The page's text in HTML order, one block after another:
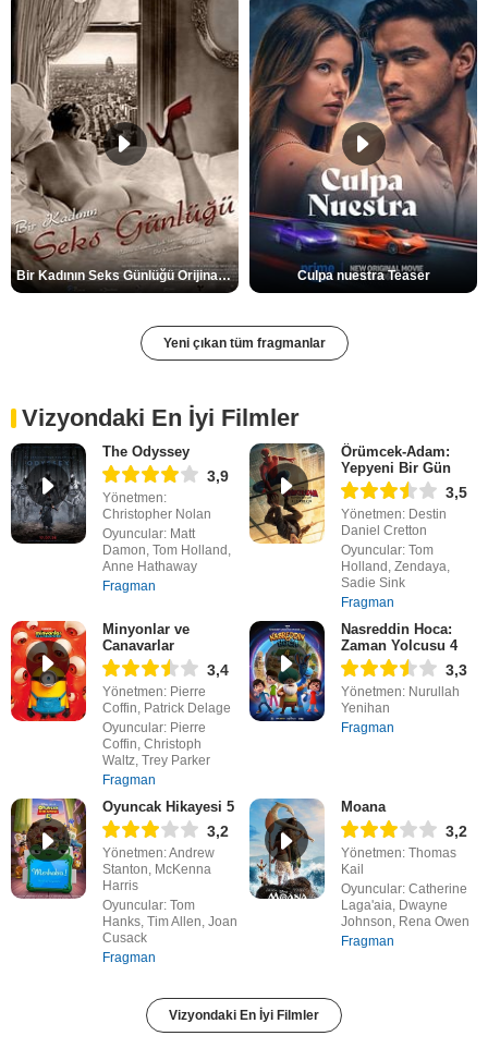
Bir Kadının Seks Günlüğü Orijinal Fragman Culpa nuestra Teaser
Yeni çıkan tüm fragmanlar
Vizyondaki En İyi Filmler
The Odyssey
3,9
Yönetmen:
Christopher Nolan
Oyuncular: Matt
Damon, Tom Holland,
Anne Hathaway
Fragman
Örümcek-Adam:
Yepyeni Bir Gün
3,5
Yönetmen: Destin
Daniel Cretton
Oyuncular: Tom
Holland, Zendaya,
Sadie Sink
Fragman
Minyonlar ve
Canavarlar
3,4
Yönetmen: Pierre
Coffin, Patrick Delage
Oyuncular: Pierre
Coffin, Christoph
Waltz, Trey Parker
Fragman
Nasreddin Hoca:
Zaman Yolcusu 4
3,3
Yönetmen: Nurullah
Yenihan
Fragman
Oyuncak Hikayesi 5
3,2
Yönetmen: Andrew
Stanton, McKenna
Harris
Oyuncular: Tom
Hanks, Tim Allen, Joan
Cusack
Fragman
Moana
3,2
Yönetmen: Thomas
Kail
Oyuncular: Catherine
Laga'aia, Dwayne
Johnson, Rena Owen
Fragman
Vizyondaki En İyi Filmler